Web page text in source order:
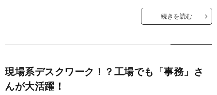
続きを読む
現場系デスクワーク！？工場でも「事務」さ
んが大活躍！